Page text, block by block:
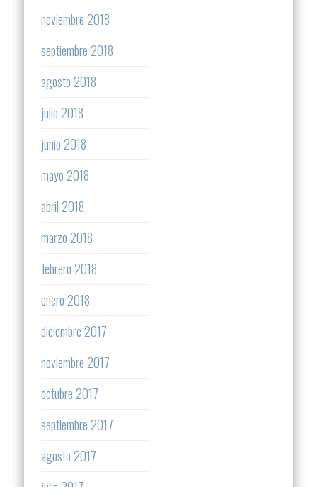
noviembre 2018
septiembre 2018
agosto 2018
julio 2018
junio 2018
mayo 2018
abril 2018
marzo 2018
febrero 2018
enero 2018
diciembre 2017
noviembre 2017
octubre 2017
septiembre 2017
agosto 2017